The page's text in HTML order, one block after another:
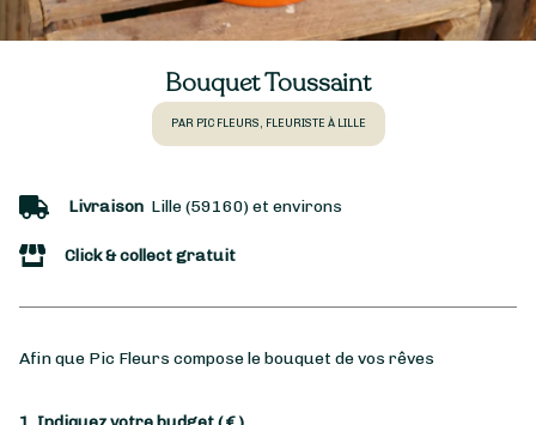
Bouquet Toussaint
PAR PIC FLEURS, FLEURISTE À LILLE
Livraison Lille (59160) et environs
Click & collect gratuit
Afin que Pic Fleurs compose le bouquet de vos rêves